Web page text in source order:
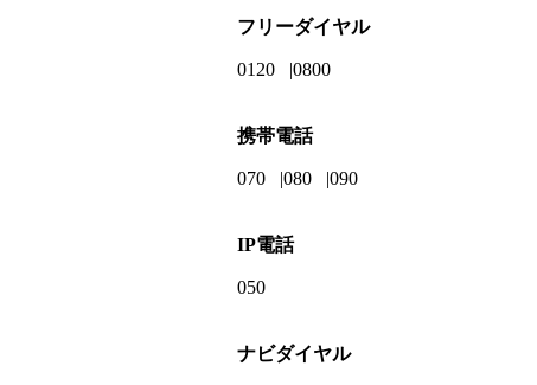
フリーダイヤル
0120 0800
携帯電話
070 080 090
IP電話
050
ナビダイヤル